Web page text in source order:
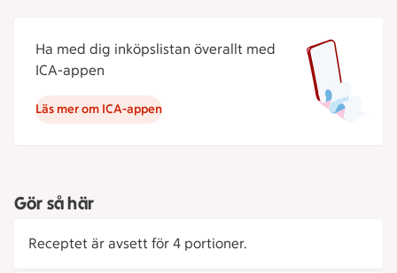
Ha med dig inköpslistan överallt med
ICA-appen
Läs mer om ICA-appen
Gör så här
Receptet är avsett för 4 portioner.